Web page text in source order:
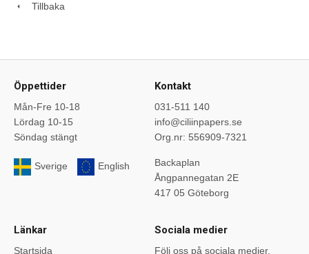
Tillbaka
Öppettider
Mån-Fre 10-18
Lördag 10-15
Söndag stängt
Sverige English
Kontakt
031-511 140
info@ciliinpapers.se
Org.nr: 556909-7321
Backaplan
Ångpannegatan 2E
417 05 Göteborg
Länkar
Startsida
Sociala medier
Följ oss på sociala medier.